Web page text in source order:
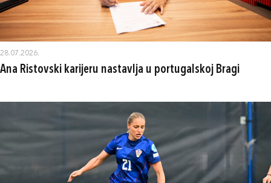
28.07.2026.
Ana Ristovski karijeru nastavlja u portugalskoj Bragi